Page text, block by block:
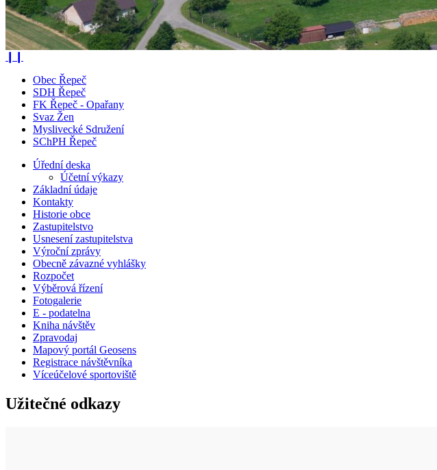
Obec Řepeč
SDH Řepeč
FK Řepeč - Opařany
Svaz Žen
Myslivecké Sdružení
SChPH Řepeč
Úřední deska
Účetní výkazy
Základní údaje
Kontakty
Historie obce
Zastupitelstvo
Usnesení zastupitelstva
Výroční zprávy
Obecně závazné vyhlášky
Rozpočet
Výběrová řízení
Fotogalerie
E - podatelna
Kniha návštěv
Zpravodaj
Mapový portál Geosens
Registrace návštěvníka
Víceúčelové sportoviště
Užitečné odkazy